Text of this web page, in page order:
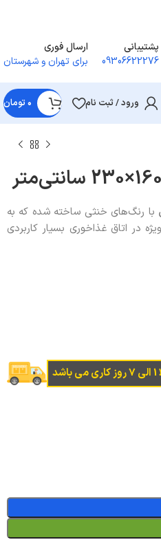
پشتیبانی
09306622276
ارسال فوری
برای تهران و شهرستان
ورود / ثبت نام ۰تومان
با رنگ‌های خنثی ساخته شده که به
اتاق غذاخوری بسیار کاربردی